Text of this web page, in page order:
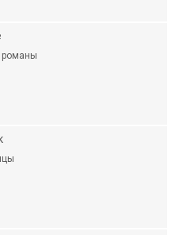
романы